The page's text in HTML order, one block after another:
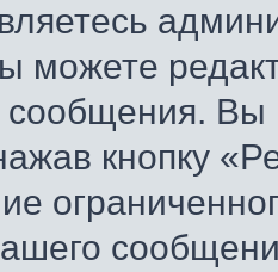
можете
Вы
кнопку